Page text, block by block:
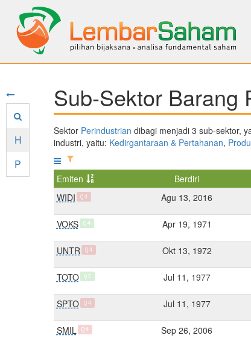
H
P
Sub-Sektor Barang
Sektor Perindustrian dibagi menjadi 3 sub-sektor,
industri, yaitu: Kedirgantaraan & Pertahanan,
Emiten
Berdiri
WIDI
Q4 Agu 13, 2016
VOKS Q4 Apr 19, 1971
UNTR Q4 Okt 13, 1972
TOTO Q3 Jul 11, 1977
SPTO Q4 Jul 11, 1977
SMIL Q4 Sep 26, 2006